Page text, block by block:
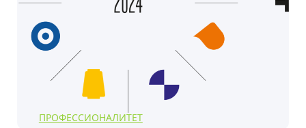
ПРОФЕССИОНАЛИТЕТ